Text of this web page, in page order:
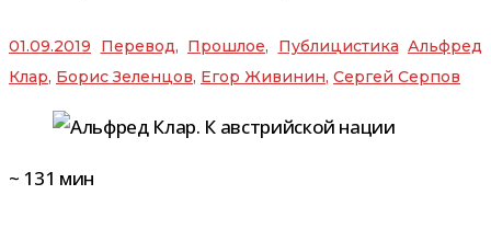
01.09.2019 Перевод, Прошлое, Публицистика Альфред
Клар, Борис Зеленцов, Егор Живинин, Сергей Серпов
~ 131 мин